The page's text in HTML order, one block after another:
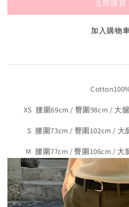
立即購買
加入購物
XS 腰圍69cm / 臀圍98cm / 大
S 腰圍73cm / 臀圍102cm / 大
M 腰圍77cm / 臀圍106cm / 大